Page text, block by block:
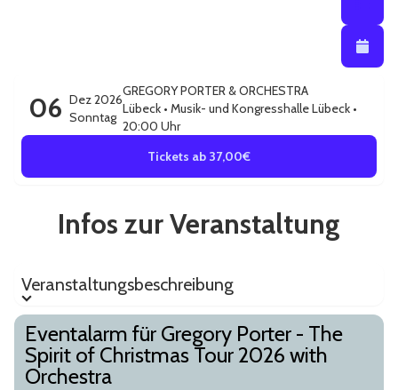
06 Dez 2026
Sonntag
GREGORY PORTER & ORCHESTRA
Lübeck • Musik- und Kongresshalle Lübeck •
20:00 Uhr
Tickets ab 37,00€
Infos zur Veranstaltung
Veranstaltungsbeschreibung
Eventalarm für Gregory Porter - The
Spirit of Christmas Tour 2026 with
Orchestra